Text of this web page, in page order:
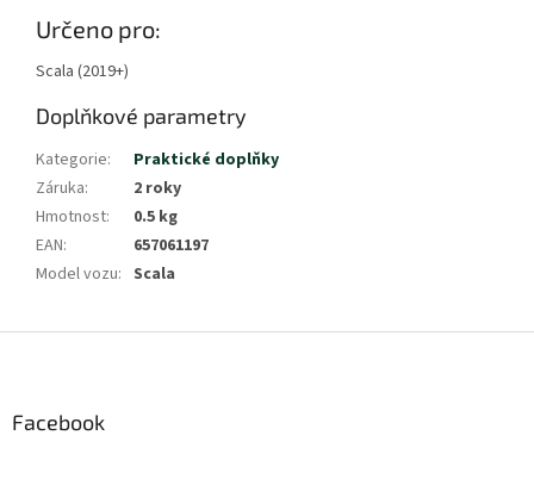
mén
Určeno pro:
Scala (2019+)
Doplňkové parametry
Kategorie:
Praktické doplňky
Záruka:
2 roky
Hmotnost:
0.5 kg
EAN:
657061197
Model vozu: Scala
Facebook